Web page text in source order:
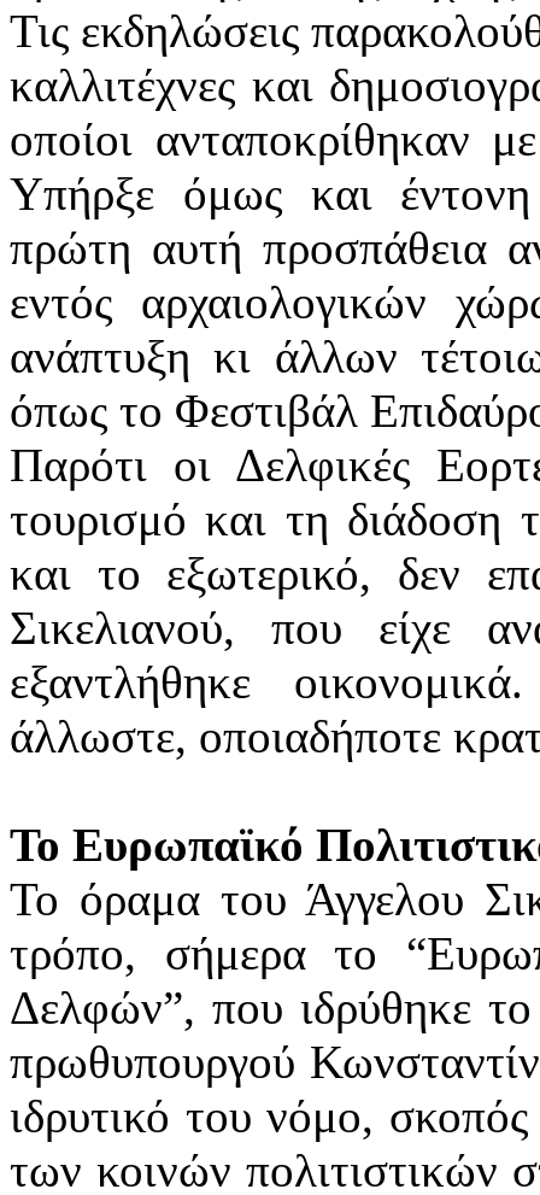
Τις εκδηλώσεις
καλλιτέχνες και
οποίοι ανταποκρίθηκαν
Υπήρξε όμως και
πρώτη αυτή προσπάθεια
εντός αρχαιολογικών
ανάπτυξη κι άλλων
όπως το Φεστιβάλ
Παρότι οι Δελφικές
τουρισμό και τη διάδοση
και το εξωτερικό, δεν
Σικελιανού, που είχε
εξαντλήθηκε
άλλωστε, οποιαδήποτε
Το Ευρωπαϊκό
Το όραμα του Άγγελου
τρόπο, σήμερα το
Δελφών”, που ιδρύθηκε
πρωθυπουργού
ιδρυτικό του νόμο,
των κοινών πολιτιστικών